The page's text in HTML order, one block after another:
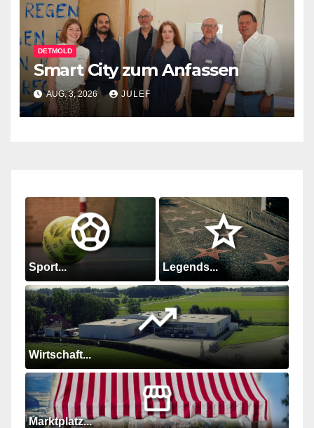
DETMOLD
Smart City zum Anfassen
AUG. 3, 2026 JULEF
Sport... Legends...
Wirtschaft...
Marktplatz...